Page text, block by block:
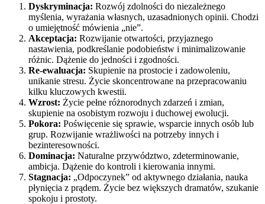
Dyskryminacja: Rozwój zdolności do niezależnego
myślenia, wyrażania własnych, uzasadnionych opinii. Chodzi
o umiejętność mówienia „nie”.
Akceptacja: Rozwijanie otwartości, przyjaznego
nastawienia, podkreślanie podobieństw i minimalizowanie
różnic. Dążenie do jedności i zgodności.
Re-ewaluacja: Skupienie na prostocie i zadowoleniu,
unikanie stresu. Życie skoncentrowane na przepracowaniu
kilku kluczowych kwestii.
Wzrost: Życie pełne różnorodnych zdarzeń i zmian,
skupienie na osobistym rozwoju i duchowej ewolucji.
Pokora: Poświęcenie się sprawie, wsparcie innych osób lub
grup. Rozwijanie wrażliwości na potrzeby innych i
bezinteresowności.
Dominacja: Naturalne przywództwo, zdeterminowanie,
ambicja. Dążenie do kontroli i kierowania innymi.
Stagnacja: „Odpoczynek” od aktywnego działania, nauka
płynięcia z prądem. Życie bez większych dramatów, szukanie
spokoju i prostoty.